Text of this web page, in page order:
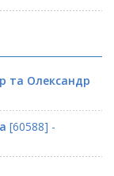
та Олександр
[60588] -